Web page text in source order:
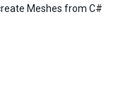
Meshes from C#